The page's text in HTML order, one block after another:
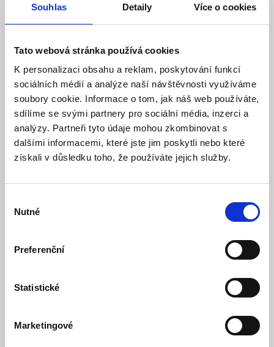
Souhlas Detaily Více o cookies
Tato webová stránka používá cookies
K personalizaci obsahu a reklam, poskytování funkcí
sociálních médií a analýze naší návštěvnosti využíváme
soubory cookie. Informace o tom, jak náš web používáte,
sdílíme se svými partnery pro sociální média, inzerci a
analýzy. Partneři tyto údaje mohou zkombinovat s
dalšími informacemi, které jste jim poskytli nebo které
získali v důsledku toho, že používáte jejich služby.
souhlasu
Nutné
Preferenční
Statistické
Marketingové
Vaše cena včetně DPH:
Dostupnost:
Skladem
Množství
Do košíku
Specifikace